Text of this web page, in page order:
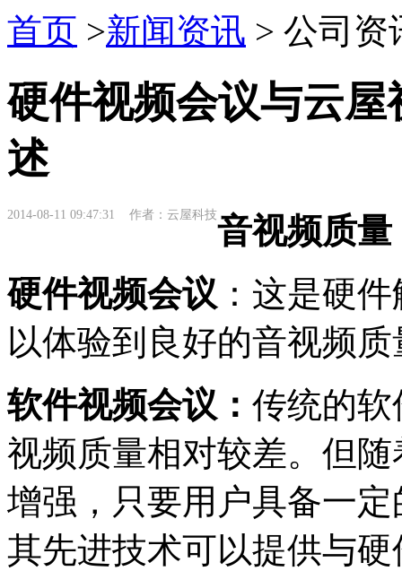
首页 >新闻资讯 > 公司资
硬件视频会议与云
述
2014-08-11 09:47:31 作者：云屋科技音视频质量
硬件视频会议 ：这是硬
以体验到良好的音视频质
软件视频会议： 传统的
视频质量相对较差。但随
增强，只要用户具备一
其先进技术可以提供与